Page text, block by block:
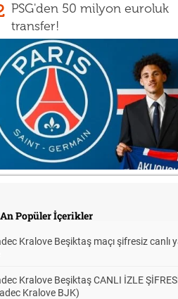
PSG'den 50 milyon euroluk
transfer!
Popüler İçerikler
Kralove Beşiktaş maçı şifresiz canlı
Kralove Beşiktaş CANLI İZLE
Kralove BJK)